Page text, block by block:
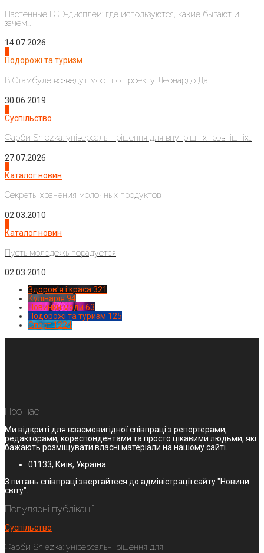
Настенные LCD-дисплеи: где используются, какие бывают и
зачем...
14.07.2026
Подорожі та туризм
В Стамбуле возведут мост по проекту Леонардо Да...
30.06.2019
Суспільство
Фарби Sniezka: універсальні рішення для внутрішніх і зовнішніх...
27.07.2026
Каталог новин
Секреты хранения молочных продуктов
02.03.2010
Каталог новин
Пусть молодежь порадуется
02.03.2010
Здоров'я і краса321
Кулінарія 94
Новинки моди 63
Подорожі та туризм 125
Спорт1224
Про нас
Ми відкриті для взаємовигідної співпраці з репортерами,
редакторами, кореспондентами та просто цікавими людьми, які
бажають розміщувати власні матеріали на нашому сайті.
01133, Київ, Україна
З питань співпраці звертайтеся до адміністрації сайту "Новини
світу".
Популярні публікації
Суспільство
Фарби Sniezka: універсальні рішення для